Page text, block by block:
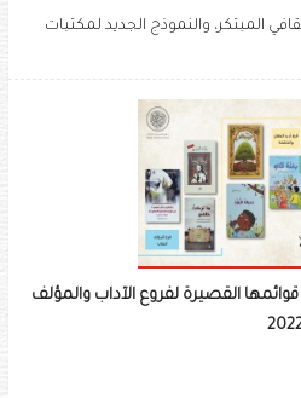
المبتكر، والنموذج الجديد لمكتبات
القصيرة لفروع الآداب والمؤلف